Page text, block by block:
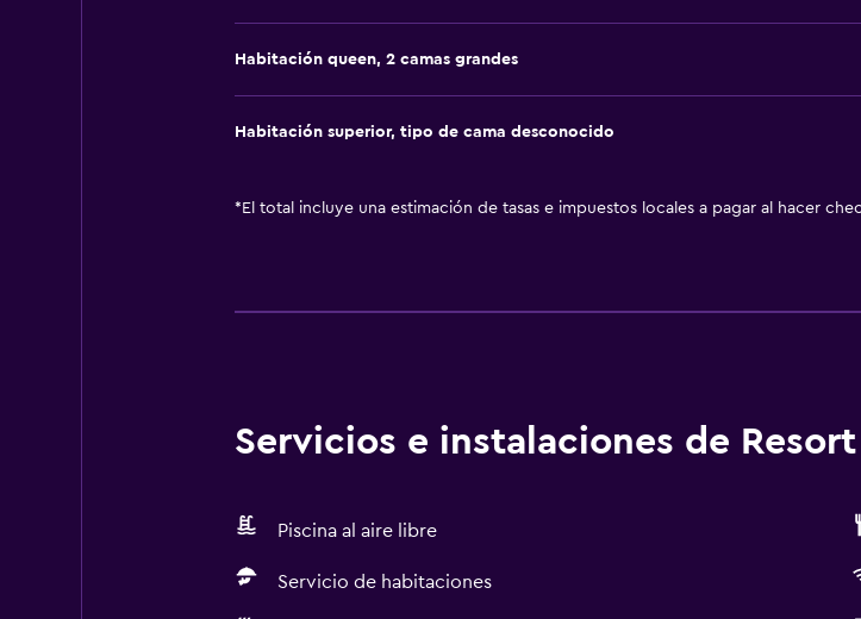
Habitación queen, 2 camas grandes
Habitación superior, tipo de cama desconocido
* El total incluye una estimación de tasas e impuestos locales a pagar al hacer
Servicios e instalaciones de Resort
Piscina al aire libre
Servicio de habitaciones